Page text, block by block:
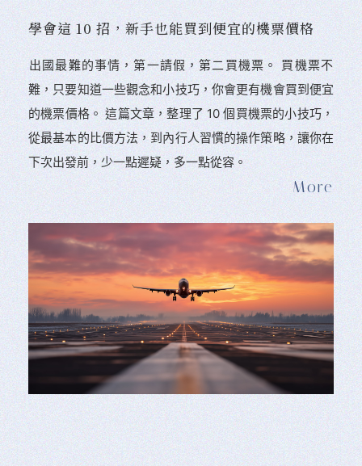
學會這 10 招，新手也能買到便宜的機票價格
󠀠出國最難的事情，第一請假，第二買機票。 󠀠買機票不
難，只要知道一些觀念和小技巧，你會更有機會買到便宜
的機票價格。 這篇文章，整理了 10 個買機票的小技巧，
從最基本的比價方法，到內行人習慣的操作策略，讓你在
下次出發前，少一點遲疑，多一點從容。